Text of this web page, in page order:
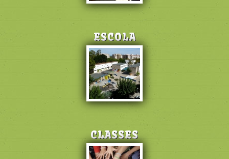
ESCOLA
CLASSES